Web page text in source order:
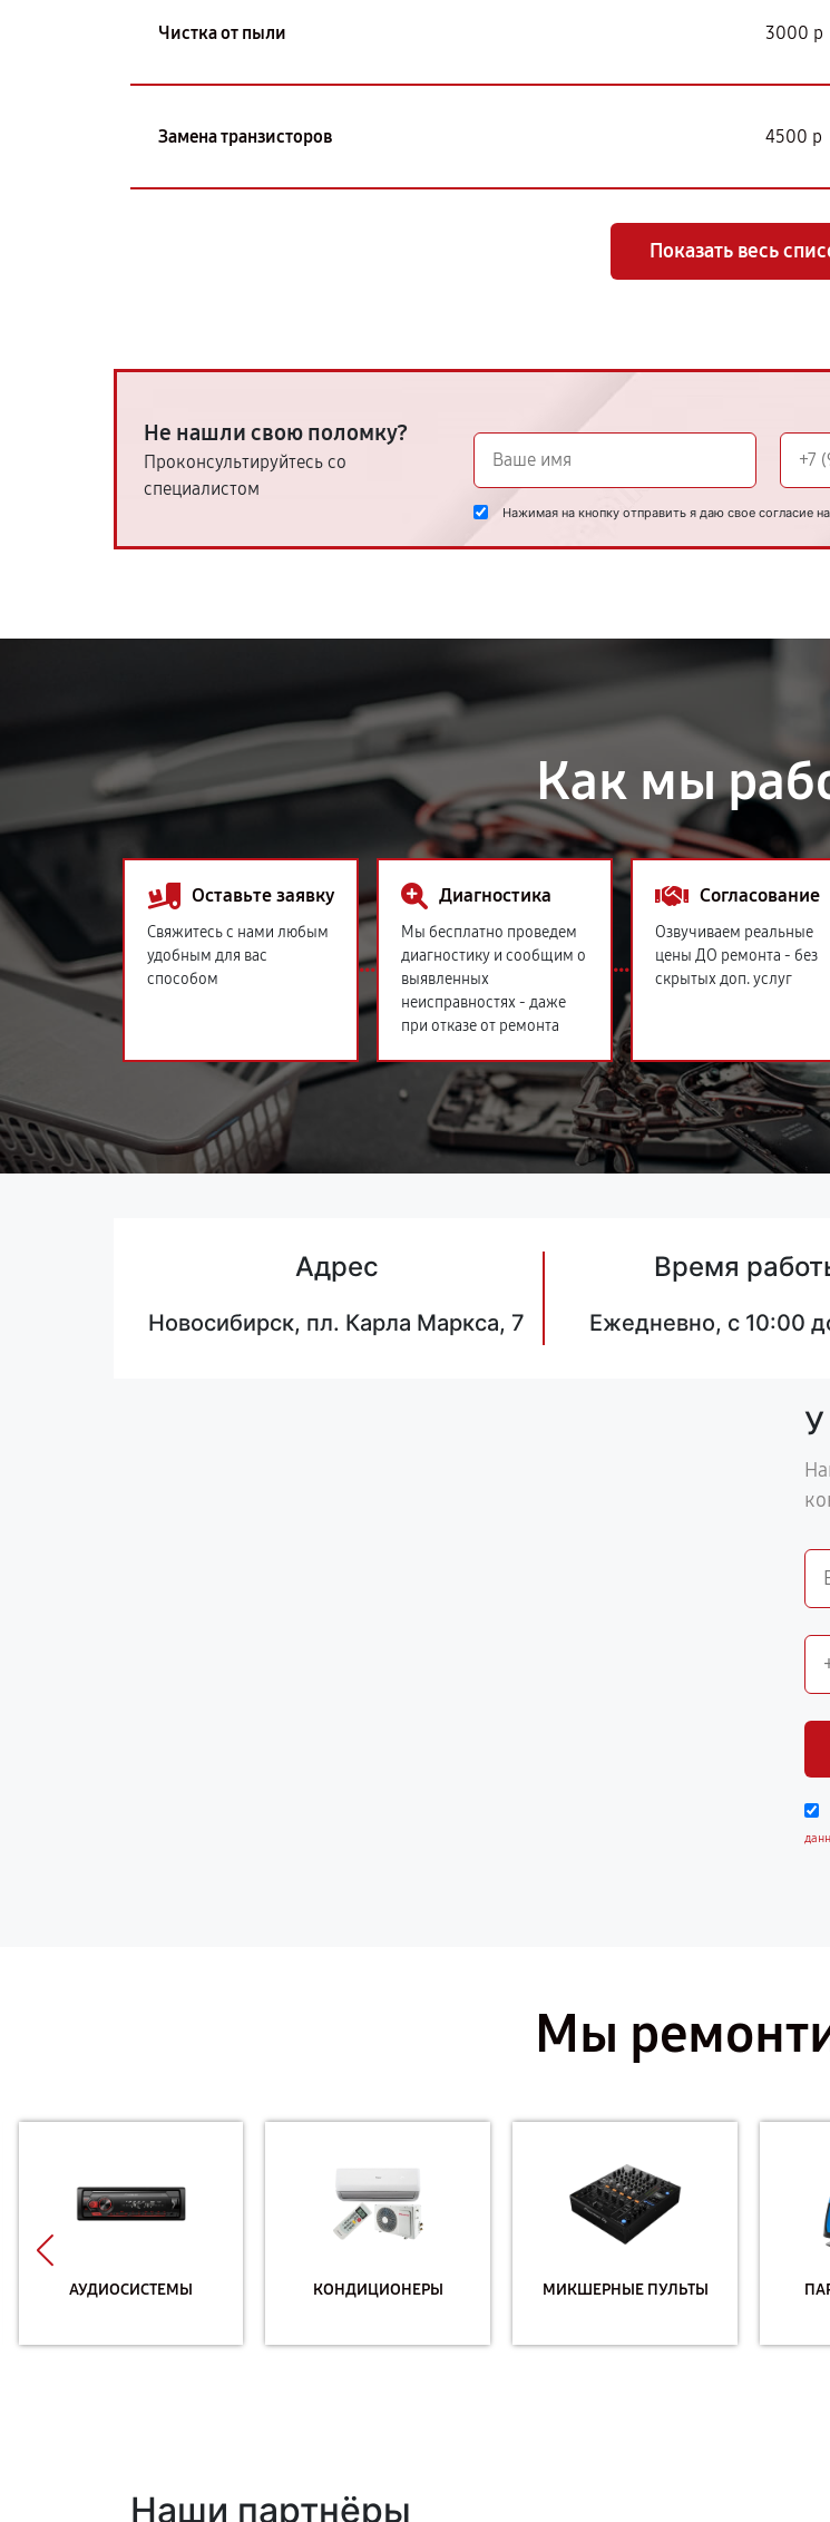
Чистка от пыли 3000 р
Замена транзисторов 4500 р
Показать весь
Не нашли свою поломку?
Проконсультируйтесь со
специалистом
Нажимая на кнопку отправить я даю свое согласие
Как мы
Оставьте заявку
Свяжитесь с нами любым
удобным для вас
способом
Диагностика
Мы бесплатно проведем
диагностику и сообщим о
выявленных
неисправностях - даже
при отказе от ремонта
Согласование
Озвучиваем реальные
цены ДО ремонта - без
скрытых доп. услуг
Адрес
Новосибирск, пл. Карла Маркса, 7
Время
Ежедневно, с 10:00
Мы
АУДИОСИСТЕМЫ КОНДИЦИОНЕРЫ МИКШЕРНЫЕ ПУЛЬТЫ
Наши партнёры